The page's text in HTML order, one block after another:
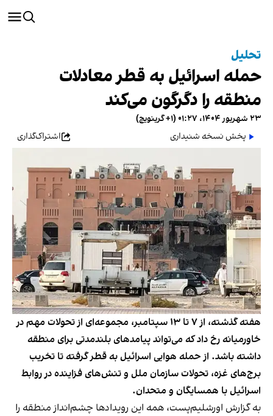
تحلیل
حمله اسرائیل به قطر معادلات
منطقه را دگرگون می‌کند
۲۳ شهریور ۱۴۰۴، ۰۱:۲۷ (‎+۱ گرینویچ)
پخش نسخه شنیداری
اشتراک‌گذاری
هفته گذشته، از ۷ تا ۱۳ سپتامبر، مجموعه‌ای از تحولات مهم در
خاورمیانه رخ داد که می‌تواند پیامدهای بلندمدتی برای منطقه
داشته باشد. از حمله هوایی اسرائیل به قطر گرفته تا تخریب
برج‌های غزه، تحولات سازمان ملل و تنش‌های فزاینده در روابط
اسرائیل با همسایگان و متحدان.
به گزارش اورشلیم‌پست، همه این رویدادها چشم‌انداز منطقه را